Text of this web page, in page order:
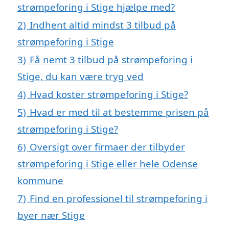
strømpeforing i Stige hjælpe med?
2) Indhent altid mindst 3 tilbud på
strømpeforing i Stige
3) Få nemt 3 tilbud på strømpeforing i
Stige, du kan være tryg ved
4) Hvad koster strømpeforing i Stige?
5) Hvad er med til at bestemme prisen på
strømpeforing i Stige?
6) Oversigt over firmaer der tilbyder
strømpeforing i Stige eller hele Odense
kommune
7) Find en professionel til strømpeforing i
byer nær Stige